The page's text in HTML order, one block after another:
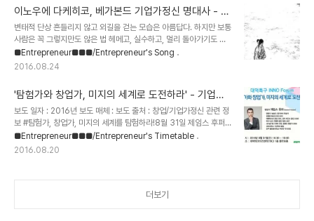
시장 글쓴이는 제목처럼 한국은 혁신의 유효소비시장이 없기 때문에
스타트업이 안된다라는 것을 논리정연하게 자신의 주장을 전개하고
있다. 나는 글쓴이가 누구인지 잘 모른다. 그렇지만 나와 비교할 수 없
는, 그가 매우 글을 잘 쓰는 사람이라는 것은 확실하다. (부럽;;) 현장에
있으면 문제는 시장이라는 것을, 알만한 사람들은 다 안다. 애시당초,
규모의 문제이기도 하지만, 규모가 적으니 유효소비시장의 규모도 적..
이노우에 다케히코, 베가본드 기업가정신 명대사 - 기
업가정신 문화센터
변태적 단상 흔들리지 않고 외길을 걷는 모습은 아름답다. 하지만 보통
사람은 꼭 그렇지만도 않은 법 헤메고, 실수하고, 멀리 돌아가기도 하
지. 그래도 좋아. 뒤를 돌아보렴. 여기 부딪히고 저기 부딪히고, 이리저
리 헤맨 너의 길은 분명 누구보다도 넓을 테니까 지나온 길이 넓은 만
Facebook)기업가정신 문화센터[Entrepreneurial Culture
Center] *Homepage : www.wet.or.kr*Twitter :
@ECultureCenter*Facebook : 문화센터 / 연극 / 다큐 / 사진 /
뮤직G20 청년 창업가들의 창업과 도전 사례 인터..
■Entrepreneur■■■/Entrepreneur's Song
2016.08.24
'탐험가와 창업가, 미지의 세계로 도전하라' - 기업가
정신 문화센터
보도 일자 : 2016년 보도 매체 : 보도 출처 : 창업/기업가정신 관련 정
보 #탐험가, 창업가, 미지의 세계를 탐험하라!8월 31일 제임스 후퍼
가 대전에 온다 [대덕특구 이노포럼] '탐험가와 창업가, 미지의 세계로
도전하라'해당 주제로 탐험가 제임스 후퍼의 특강 및 네트워킹 파티가
■Entrepreneur■■■/Entrepreneur's Timetable
2016.08.20
더보기